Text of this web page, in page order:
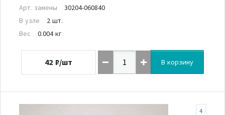
Арт. замены
30204-060840
В узле
2 шт.
Вес
0.004 кг
42 ₽/шт В корзину
4